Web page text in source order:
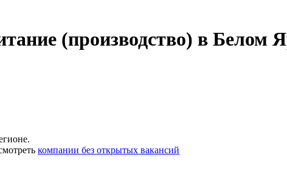
(производство) в Белом
компании без открытых вакансий